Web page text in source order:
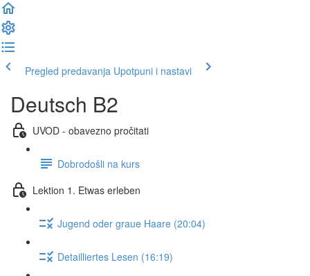
Pregled predavanja Upotpuni i nastavi
Deutsch B2
UVOD - obavezno pročitati
Dobrodošli na kurs
Lektion 1. Etwas erleben
Jugend oder graue Haare (20:04)
Detailliertes Lesen (16:19)